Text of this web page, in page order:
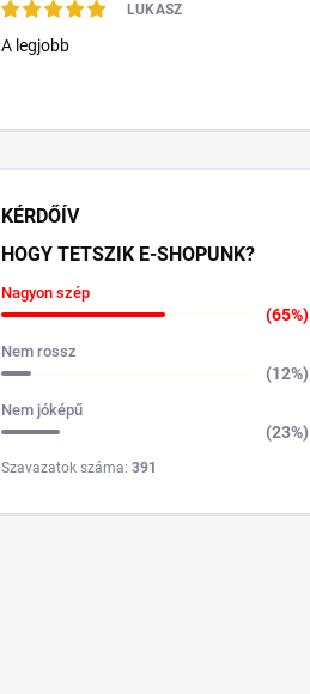
LUKASZ
A legjobb
KÉRDŐÍV
HOGY TETSZIK E-SHOPUNK?
Nagyon szép
(65%)
Nem rossz
(12%)
Nem jóképű
(23%)
Szavazatok száma: 391